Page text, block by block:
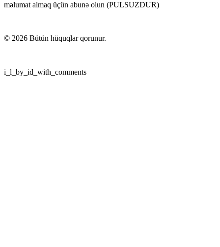
məlumat almaq üçün abunə olun (PULSUZDUR)
© 2026 Bütün hüquqlar qorunur.
i_l_by_id_with_comments